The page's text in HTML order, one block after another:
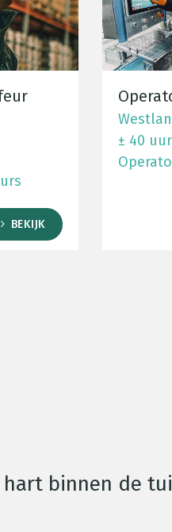
BEKIJK
± 40 uur
binnen de